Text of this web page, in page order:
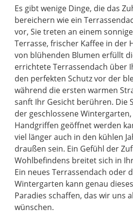
Es gibt wenige Dinge, die das
bereichern wie ein
vor, Sie treten an einem
Terrasse, frischer Kaffee in der
von blühenden Blumen erfüllt
errichtete Terrassendach über
den perfekten Schutz vor der
während die ersten warmen
sanft Ihr Gesicht berühren. Die
der geschlossene
Handgriffen geöffnet werden
viel länger auch in den kühlen
draußen sein. Ein Gefühl der
Wohlbefindens breitet sich in
Ein neues Terrassendach oder
Wintergarten kann genau
Paradies schaffen, das wir uns
wünschen.